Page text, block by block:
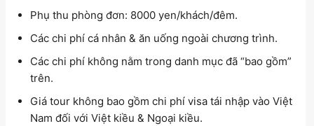
Phụ thu phòng đơn: 8000 yen/khách/đêm.
Các chi phí cá nhân & ăn uống ngoài chương trình.
Các chi phí không nằm trong danh mục đã “bao gồm”
trên.
Giá tour không bao gồm chi phí visa tái nhập vào Việt
Nam đối với Việt kiều & Ngoại kiều.